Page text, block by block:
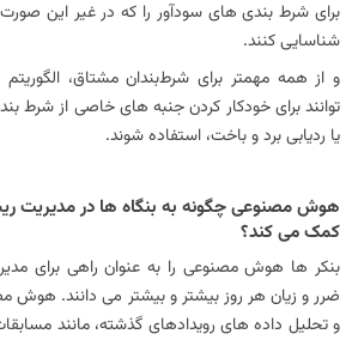
برای شرط بندی های سودآور را که در غیر این صورت
شناسایی کنند.
و از همه مهمتر برای شرط‌بندان مشتاق،
توانند برای خودکار کردن جنبه‌ های خاصی از شرط‌
یا ردیابی برد و باخت، استفاده شوند.
هوش مصنوعی چگونه به بنگاه‌ ها در مدیریت
کمک می‌ کند؟
بنکر ها هوش مصنوعی را به عنوان راهی برای
ضرر و زیان هر روز بیشتر و بیشتر می دانند. هوش
و تحلیل داده های رویدادهای گذشته، مانند